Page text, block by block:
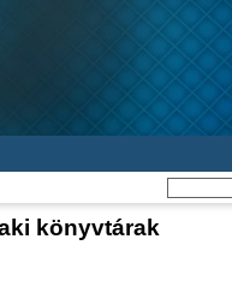
könyvtárak